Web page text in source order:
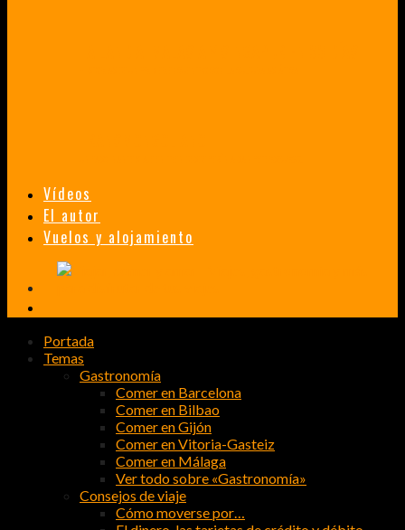
Vídeos
El autor
Vuelos y alojamiento
Portada
Temas
Gastronomía
Comer en Barcelona
Comer en Bilbao
Comer en Gijón
Comer en Vitoria-Gasteiz
Comer en Málaga
Ver todo sobre «Gastronomía»
Consejos de viaje
Cómo moverse por…